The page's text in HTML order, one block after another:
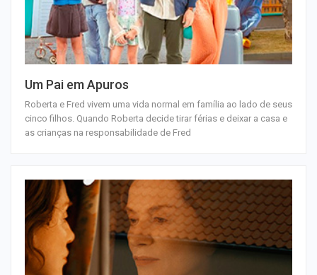
Um Pai em Apuros
Roberta e Fred vivem uma vida normal em família ao lado de seus
cinco filhos. Quando Roberta decide tirar férias e deixar a casa e
as crianças na responsabilidade de Fred